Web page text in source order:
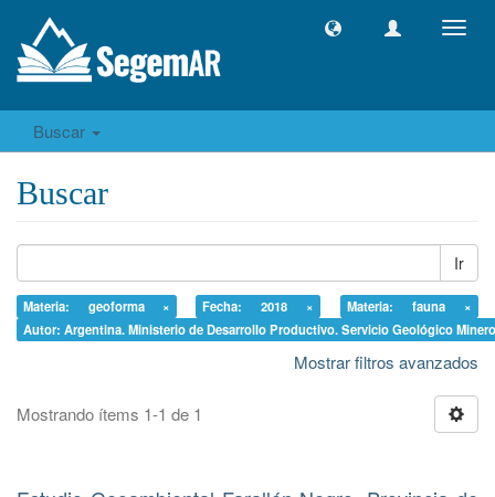
Buscar
Buscar
Ir
Materia: geoforma × Fecha: 2018 ×
Materia: fauna ×
Autor: Argentina. Ministerio de Desarrollo Productivo. Servicio Geológico
Mostrar filtros avanzados
Mostrando ítems 1-1 de 1